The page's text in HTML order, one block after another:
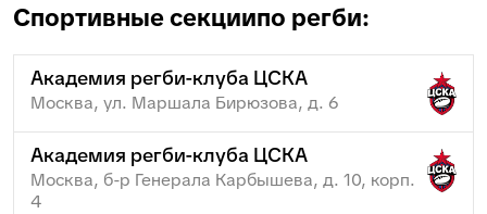
Спортивные секциипо регби:
Академия регби-клуба ЦСКА
Москва, ул. Маршала Бирюзова, д. 6
Академия регби-клуба ЦСКА
Москва, б-р Генерала Карбышева, д. 10, корп.
4